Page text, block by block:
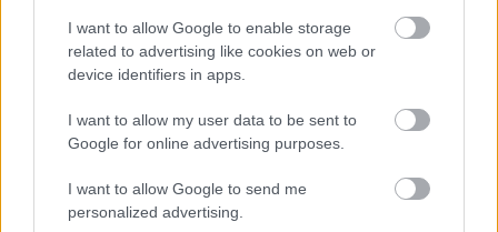
I want to allow Google to enable storage
related to advertising like cookies on web or
device identifiers in apps.
I want to allow my user data to be sent to
Google for online advertising purposes.
I want to allow Google to send me
personalized advertising.
Kiszámolták: nem igaz, hogy a magyarok csak az ár
alapján döntenek
2026.08.05. 11:54